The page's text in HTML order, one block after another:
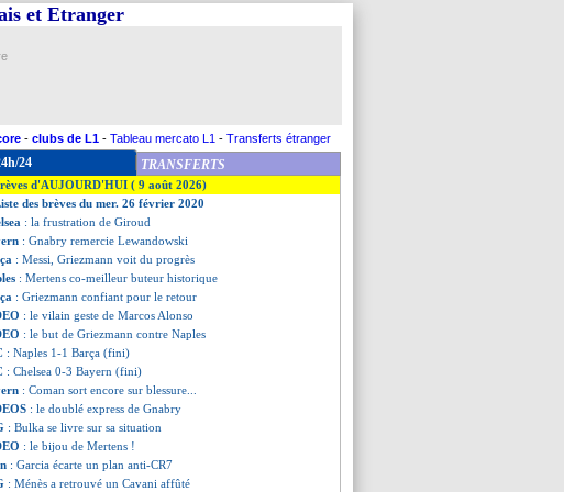
et Etranger
- clubs de L1 - Tableau mercato L1 - Transferts étranger
24 TRANSFERTS
d'AUJOURD'HUI ( 9 août 2026)
des brèves du mer. 26 février 2020
: la frustration de Giroud
: Gnabry remercie Lewandowski
: Messi, Griezmann voit du progrès
: Mertens co-meilleur buteur historique
: Griezmann confiant pour le retour
: le vilain geste de Marcos Alonso
: le but de Griezmann contre Naples
: Naples 1-1 Barça (fini)
: Chelsea 0-3 Bayern (fini)
: Coman sort encore sur blessure...
: le doublé express de Gnabry
: Bulka se livre sur sa situation
: le bijou de Mertens !
: Garcia écarte un plan anti-CR7
: Ménès a retrouvé un Cavani affûté